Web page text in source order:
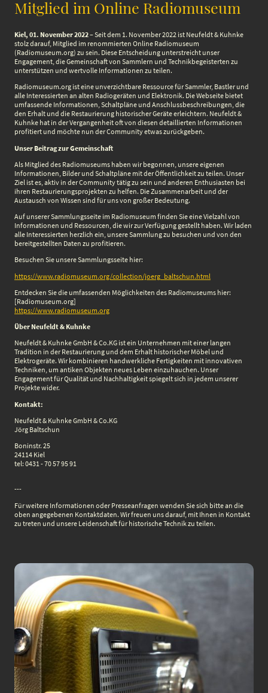
Mitglied im Online Radiomuseum
Kiel, 01. November 2022– Seit dem 1. November 2022 ist Neufeldt & Kuhnke
stolz darauf, Mitglied im renommierten Online Radiomuseum
(Radiomuseum.org) zu sein. Diese Entscheidung unterstreicht unser
Engagement, die Gemeinschaft von Sammlern und Technikbegeisterten zu
unterstützen und wertvolle Informationen zu teilen.
Radiomuseum.org ist eine unverzichtbare Ressource für Sammler, Bastler und
alle Interessierten an alten Radiogeräten und Elektronik. Die Webseite bietet
umfassende Informationen, Schaltpläne und Anschlussbeschreibungen, die
den Erhalt und die Restaurierung historischer Geräte erleichtern. Neufeldt &
Kuhnke hat in der Vergangenheit oft von diesen detaillierten Informationen
profitiert und möchte nun der Community etwas zurückgeben.
Unser Beitrag zur Gemeinschaft
Als Mitglied des Radiomuseums haben wir begonnen, unsere eigenen
Informationen, Bilder und Schaltpläne mit der Öffentlichkeit zu teilen. Unser
Ziel ist es, aktiv in der Community tätig zu sein und anderen Enthusiasten bei
ihren Restaurierungsprojekten zu helfen. Die Zusammenarbeit und der
Austausch von Wissen sind für uns von großer Bedeutung.
Auf unserer Sammlungsseite im Radiomuseum finden Sie eine Vielzahl von
Informationen und Ressourcen, die wir zur Verfügung gestellt haben. Wir laden
alle Interessierten herzlich ein, unsere Sammlung zu besuchen und von den
bereitgestellten Daten zu profitieren.
Besuchen Sie unsere Sammlungsseite hier:
https://www.radiomuseum.org/collection/joerg_baltschun.html
Entdecken Sie die umfassenden Möglichkeiten des Radiomuseums hier:
[Radiomuseum.org]
https://www.radiomuseum.org
Über Neufeldt & Kuhnke
Neufeldt & Kuhnke GmbH & Co.KG ist ein Unternehmen mit einer langen
Tradition in der Restaurierung und dem Erhalt historischer Möbel und
Elektrogeräte. Wir kombinieren handwerkliche Fertigkeiten mit innovativen
Techniken, um antiken Objekten neues Leben einzuhauchen. Unser
Engagement für Qualität und Nachhaltigkeit spiegelt sich in jedem unserer
Projekte wider.
Kontakt:
Neufeldt & Kuhnke GmbH & Co.KG
Jörg Baltschun
Boninstr. 25
24114 Kiel
tel: 0431 - 70 57 95 91
---
Für weitere Informationen oder Presseanfragen wenden Sie sich bitte an die
oben angegebenen Kontaktdaten. Wir freuen uns darauf, mit Ihnen in Kontakt
zu treten und unsere Leidenschaft für historische Technik zu teilen.